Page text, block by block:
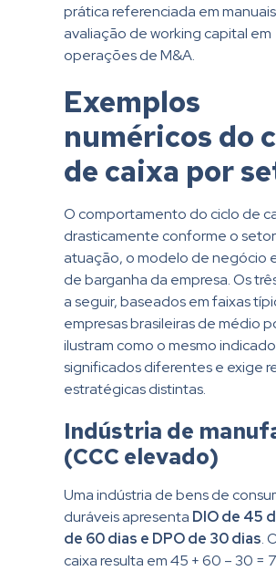
prática referenciada em
avaliação de working capital em
operações de M&A.
Exemplos
numéricos do
de caixa por
O comportamento do ciclo de
drasticamente conforme o
atuação, o modelo de negócio
de barganha da empresa. Os
a seguir, baseados em faixas
empresas brasileiras de médio
ilustram como o mesmo
significados diferentes e exige
estratégicas distintas.
Indústria de
(CCC elevado)
Uma indústria de bens de
duráveis apresenta DIO de 45
de 60 dias e DPO de 30 dias.
caixa resulta em 45 + 60 – 30 =